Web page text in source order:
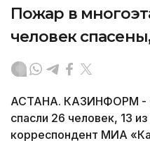
Пожар в
человек
АСТАНА. КАЗИНФОРМ -
спасли 26 человек, 13
корреспондент МИА